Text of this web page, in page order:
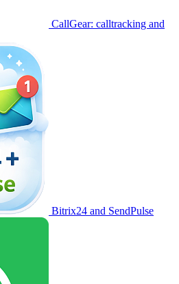
CallGear: calltracking and
Bitrix24 and SendPulse